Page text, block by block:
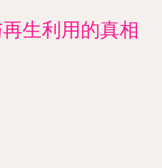
生利用的真相